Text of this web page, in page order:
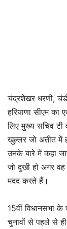
चंद्रशेखर धरणी,
हरियाणा सीएम
लिए मुख्य सचिव टी
खुल्लर जो अतीत में
उनके बारे में कहा
जो दुखी हो अगर
मदद करते हैं।
15वीं विधानसभा के
चुनावों से पहले से